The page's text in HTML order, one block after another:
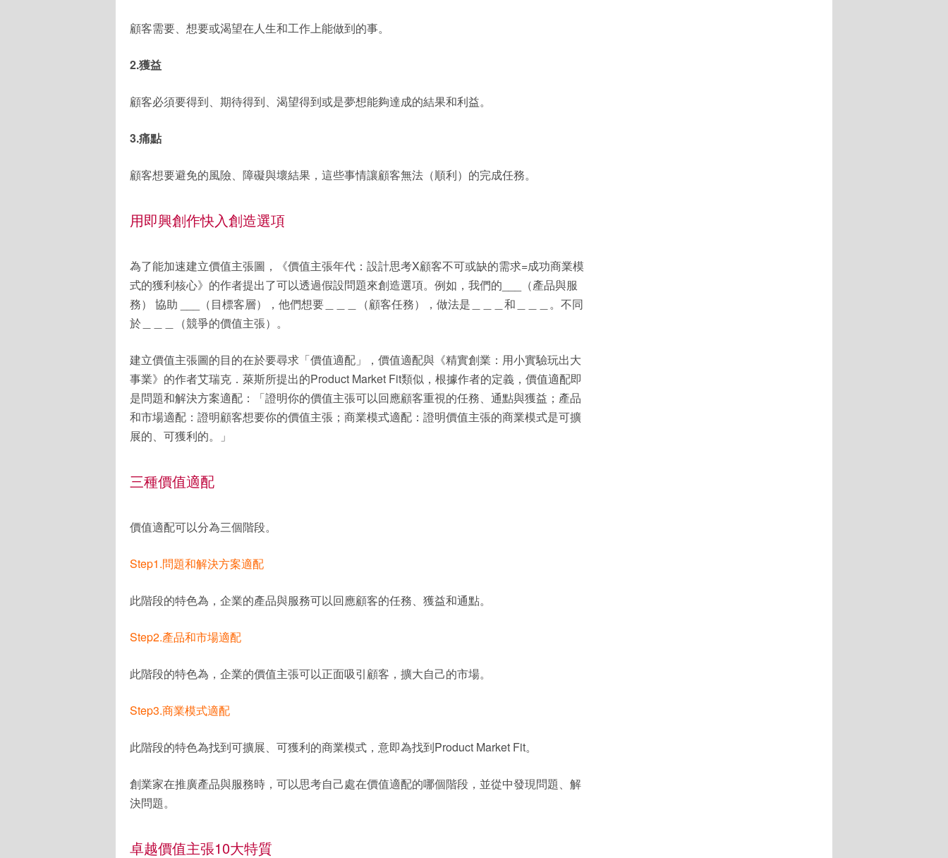
網路行銷
顧客需要、想要或渴望在人生和工作上能做到的事。
2.獲益
顧客必須要得到、期待得到、渴望得到或是夢想能夠達成的結果和利益。
3.痛點
顧客想要避免的風險、障礙與壞結果，這些事情讓顧客無法（順利）的完成任務。
用即興創作快入創造選項
為了能加速建立價值主張圖，《價值主張年代：設計思考X顧客不可或缺的需求=成功商業模
式的獲利核心》的作者提出了可以透過假設問題來創造選項。例如，我們的___（產品與服
務） 協助 ___（目標客層），他們想要＿＿＿（顧客任務），做法是＿＿＿和＿＿＿。不同
於＿＿＿（競爭的價值主張）。
建立價值主張圖的目的在於要尋求「價值適配」，價值適配與《精實創業：用小實驗玩出大
事業》的作者艾瑞克．萊斯所提出的Product Market Fit類似，根據作者的定義，價值適配即
是問題和解決方案適配：「證明你的價值主張可以回應顧客重視的任務、通點與獲益；產品
和市場適配：證明顧客想要你的價值主張；商業模式適配：證明價值主張的商業模式是可擴
展的、可獲利的。」
三種價值適配
價值適配可以分為三個階段。
Step1.問題和解決方案適配
此階段的特色為，企業的產品與服務可以回應顧客的任務、獲益和通點。
Step2.產品和市場適配
此階段的特色為，企業的價值主張可以正面吸引顧客，擴大自己的市場。
Step3.商業模式適配
此階段的特色為找到可擴展、可獲利的商業模式，意即為找到Product Market Fit。
創業家在推廣產品與服務時，可以思考自己處在價值適配的哪個階段，並從中發現問題、解
決問題。
卓越價值主張10大特質